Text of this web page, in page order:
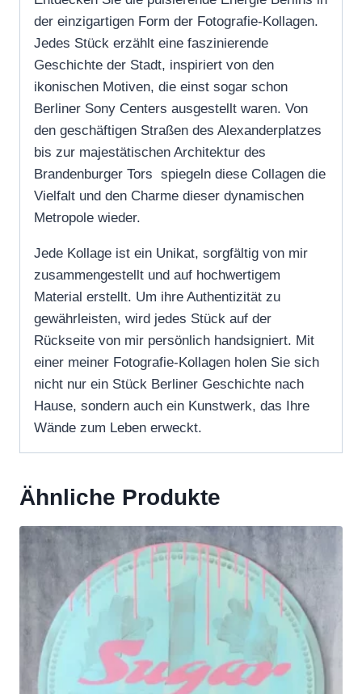
der einzigartigen Form der Fotografie-Kollagen.
Jedes Stück erzählt eine faszinierende
Geschichte der Stadt, inspiriert von den
ikonischen Motiven, die einst sogar schon
Berliner Sony Centers ausgestellt waren. Von
den geschäftigen Straßen des Alexanderplatzes
bis zur majestätischen Architektur des
Brandenburger Tors spiegeln diese Collagen die
Vielfalt und den Charme dieser dynamischen
Metropole wieder.
Jede Kollage ist ein Unikat, sorgfältig von mir
zusammengestellt und auf hochwertigem
Material erstellt. Um ihre Authentizität zu
gewährleisten, wird jedes Stück auf der
Rückseite von mir persönlich handsigniert. Mit
einer meiner Fotografie-Kollagen holen Sie sich
nicht nur ein Stück Berliner Geschichte nach
Hause, sondern auch ein Kunstwerk, das Ihre
Wände zum Leben erweckt.
Ähnliche Produkte